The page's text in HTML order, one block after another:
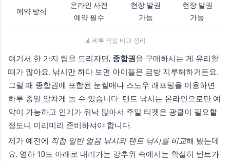
예약 방식
온라인 사전
예약 필수
현장 발권
가능
현장 발권
가능
📊 케투 직접 비교 정리
여기서 한 가지 팁을 드리자면, 종합권을 구매하시는 게 유리할
때가 많아요. 낚시만 하다 보면 아이들은 금방 지루해하거든요.
그럴 때 종합권에 포함된 눈썰매나 스노우 래프팅을 이용하면
하루 종일 알차게 놀 수 있습니다. 텐트 낚시는 온라인으로만 예
약이 가능하고 인기가 워낙 많아서 주말 티켓은 광클이 필요할
정도니 미리미리 준비하셔야 합니다.
제가 예전에 직접 일반 얼음 낚시와 텐트 낚시를 비교해 봤는데
요. 영하 10도 아래로 내려가는 강추위 속에서는 확실히 텐트가